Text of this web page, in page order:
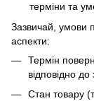
терміни та
Зазвичай, умови
аспекти:
Термін
відповідно
Стан товару